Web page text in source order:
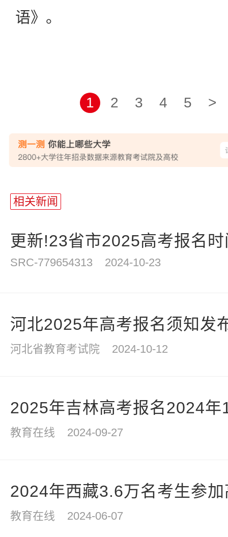
语》。
1 2 3 4 5 >
相关新闻
更新!23省市2025高考报名
SRC-779654313 2024-10-23
河北2025年高考报名须知发
河北省教育考试院 2024-10-12
2025年吉林高考报名2024
教育在线 2024-09-27
2024年西藏3.6万名考生参
教育在线 2024-06-07